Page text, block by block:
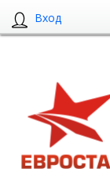
Вход